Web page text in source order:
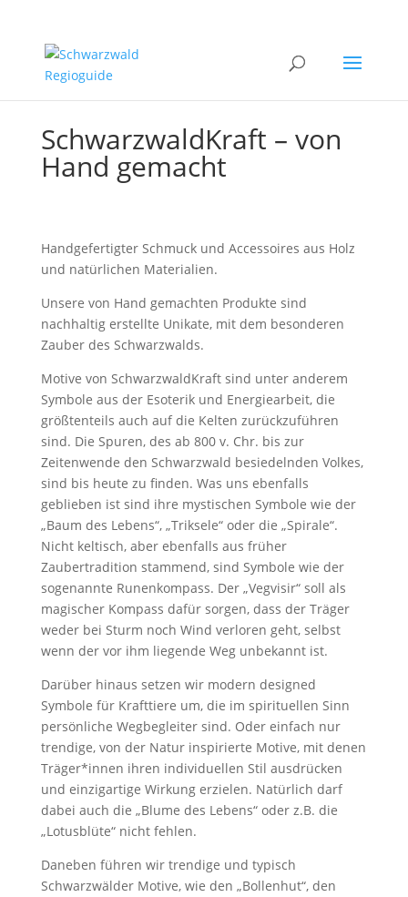
SchwarzwaldKraft – von
Hand gemacht
Handgefertigter Schmuck und Accessoires aus Holz
und natürlichen Materialien.
Unsere von Hand gemachten Produkte sind
nachhaltig erstellte Unikate, mit dem besonderen
Zauber des Schwarzwalds.
Motive von SchwarzwaldKraft sind unter anderem
Symbole aus der Esoterik und Energiearbeit, die
größtenteils auch auf die Kelten zurückzuführen
sind. Die Spuren, des ab 800 v. Chr. bis zur
Zeitenwende den Schwarzwald besiedelnden Volkes,
sind bis heute zu finden. Was uns ebenfalls
geblieben ist sind ihre mystischen Symbole wie der
„Baum des Lebens“, „Triksele“ oder die „Spirale“.
Nicht keltisch, aber ebenfalls aus früher
Zaubertradition stammend, sind Symbole wie der
sogenannte Runenkompass. Der „Vegvisir“ soll als
magischer Kompass dafür sorgen, dass der Träger
weder bei Sturm noch Wind verloren geht, selbst
wenn der vor ihm liegende Weg unbekannt ist.
Darüber hinaus setzen wir modern designed
Symbole für Krafttiere um, die im spirituellen Sinn
persönliche Wegbegleiter sind. Oder einfach nur
trendige, von der Natur inspirierte Motive, mit denen
Träger*innen ihren individuellen Stil ausdrücken
und einzigartige Wirkung erzielen. Natürlich darf
dabei auch die „Blume des Lebens“ oder z.B. die
„Lotusblüte“ nicht fehlen.
Daneben führen wir trendige und typisch
Schwarzwälder Motive, wie den „Bollenhut“, den